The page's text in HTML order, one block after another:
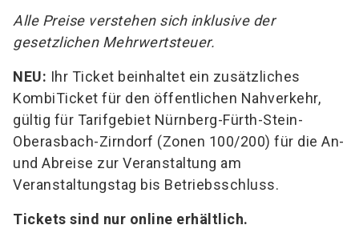
Alle Preise verstehen sich inklusive der
gesetzlichen Mehrwertsteuer.
NEU: Ihr Ticket beinhaltet ein zusätzliches
KombiTicket für den öffentlichen Nahverkehr,
gültig für Tarifgebiet Nürnberg-Fürth-Stein-
Oberasbach-Zirndorf (Zonen 100/200) für die An-
und Abreise zur Veranstaltung am
Veranstaltungstag bis Betriebsschluss.
Tickets sind nur online erhältlich.